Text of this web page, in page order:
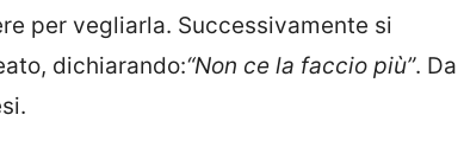
per vegliarla. Successivamente si
dichiarando:“Non ce la faccio più”. Da